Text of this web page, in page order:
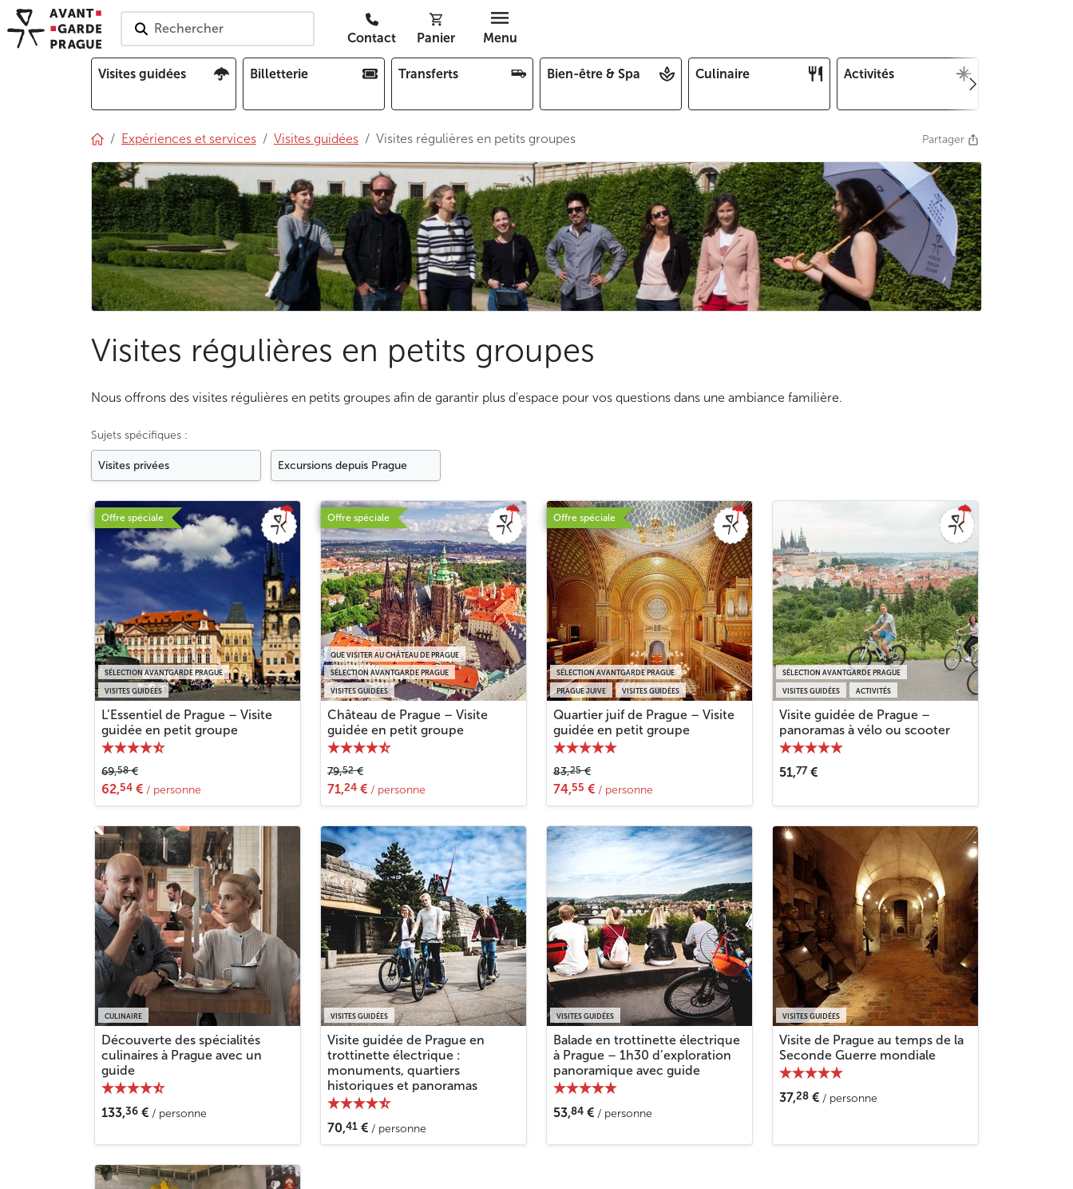
Rechercher
Contact Panier Menu
Visites guidées Billetterie Transferts Bien-être & Spa Culinaire Activités
Expériences et services Visites guidées Visites régulières en petits groupes Partager
Visites régulières en petits groupes
Nous offrons des visites régulières en petits groupes afin de garantir plus d'espace pour vos questions dans une ambiance familière.
Sujets spécifiques :
Visites privées Excursions depuis Prague
Offre spéciale
VISITES GUIDÉES
SÉLECTION AVANTGARDE PRAGUE
L’Essentiel de Prague – Visite
guidée en petit groupe
69,58€
62,54 € / personne
Offre spéciale
VISITES GUIDÉES
SÉLECTION AVANTGARDE PRAGUE
QUE VISITER AU CHÂTEAU DE PRAGUE
Château de Prague – Visite
guidée en petit groupe
79,52€
71,24 € / personne
Offre spéciale
PRAGUE JUIVE VISITES GUIDÉES
SÉLECTION AVANTGARDE PRAGUE
Quartier juif de Prague – Visite
guidée en petit groupe
83,25€
74,55 € / personne
VISITES GUIDÉES ACTIVITÉS
SÉLECTION AVANTGARDE PRAGUE
Visite guidée de Prague –
panoramas à vélo ou scooter
51,77 €
CULINAIRE
Découverte des spécialités
culinaires à Prague avec un
guide
133,36 € / personne
VISITES GUIDÉES
Visite guidée de Prague en
trottinette électrique :
monuments, quartiers
historiques et panoramas
70,41 € / personne
VISITES GUIDÉES
Balade en trottinette électrique
à Prague – 1h30 d’exploration
panoramique avec guide
53,84 € / personne
VISITES GUIDÉES
Visite de Prague au temps de la
Seconde Guerre mondiale
37,28 € / personne